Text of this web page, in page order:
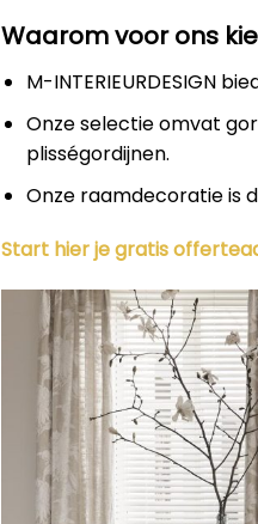
Waarom voor ons
M-INTERIEURDESIGN
Onze selectie omvat
plisségordijnen.
Onze raamdecoratie is
Start hier je gratis